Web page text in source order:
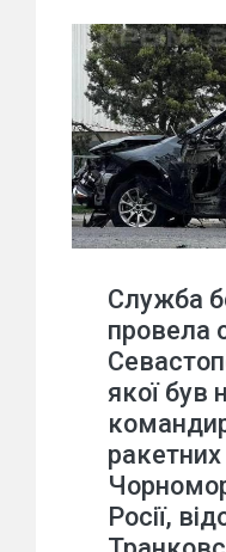
Служба
провела
якої був
Росії,